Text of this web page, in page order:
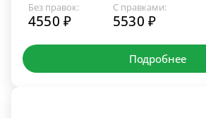
Без правок:
4550 ₽
С правками:
5530 ₽
Подробнее